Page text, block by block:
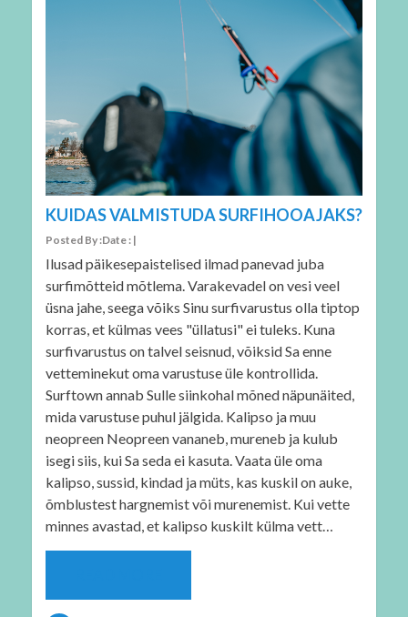
KUIDAS VALMISTUDA SURFIHOOAJAKS?
Posted By :Date : |
Ilusad päikesepaistelised ilmad panevad juba
surfimõtteid mõtlema. Varakevadel on vesi veel
üsna jahe, seega võiks Sinu surfivarustus olla tiptop
korras, et külmas vees "üllatusi" ei tuleks. Kuna
surfivarustus on talvel seisnud, võiksid Sa enne
vetteminekut oma varustuse üle kontrollida.
Surftown annab Sulle siinkohal mõned näpunäited,
mida varustuse puhul jälgida. Kalipso ja muu
neopreen Neopreen vananeb, mureneb ja kulub
isegi siis, kui Sa seda ei kasuta. Vaata üle oma
kalipso, sussid, kindad ja müts, kas kuskil on auke,
õmblustest hargnemist või murenemist. Kui vette
minnes avastad, et kalipso kuskilt külma vett…